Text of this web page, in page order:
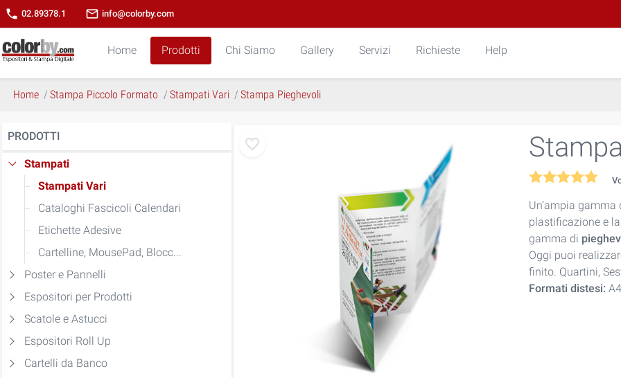
phone 02.89378.1 mail_outline info@colorby.com
Home Prodotti Chi Siamo Gallery Servizi Richieste Help
Home Stampa Piccolo Formato Stampati Vari Stampa Pieghevoli
PRODOTTI
Stampati
Stampati Vari
Cataloghi Fascicoli Calendari
Etichette Adesive
Cartelline, MousePad, Blocc...
Poster e Pannelli
Espositori per Prodotti
Scatole e Astucci
Espositori Roll Up
Cartelli da Banco
Un’ampia
plastificazione e
gamma di
Oggi puoi
finito. Quartini,
Formati distesi: